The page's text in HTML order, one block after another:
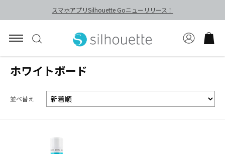
スマホアプリSilhouette Goニューリリース！
ホワイトボード
並べ替え